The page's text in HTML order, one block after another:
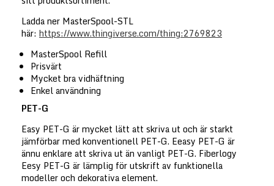
Ladda ner MasterSpool-STL
här: https://www.thingiverse.com/thing:2769823
MasterSpool Refill
Prisvärt
Mycket bra vidhäftning
Enkel användning
PET-G
Easy PET-G är mycket lätt att skriva ut och är starkt
jämförbar med konventionell PET-G. Eeasy PET-G är
ännu enklare att skriva ut än vanligt PET-G. Fiberlogy
Eesy PET-G är lämplig för utskrift av funktionella
modeller och dekorativa element.